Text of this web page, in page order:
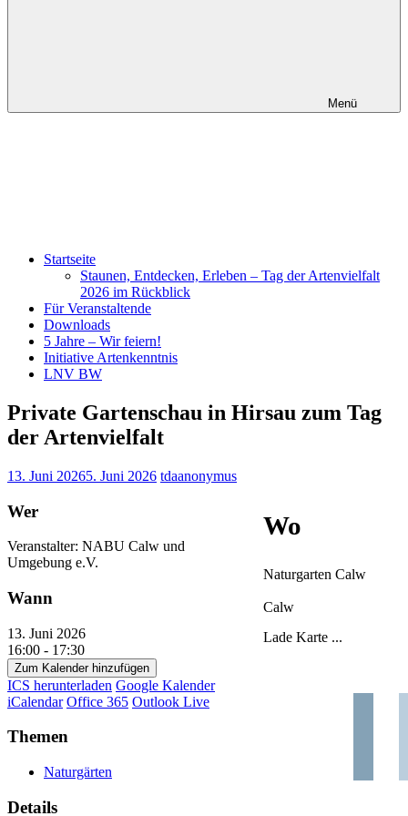
Menü
Startseite
Staunen, Entdecken, Erleben – Tag der Artenvielfalt
2026 im Rückblick
Für Veranstaltende
Downloads
5 Jahre – Wir feiern!
Initiative Artenkenntnis
LNV BW
Private Gartenschau in Hirsau zum Tag
der Artenvielfalt
13. Juni 20265. Juni 2026 tdaanonymus
Wer
Veranstalter: NABU Calw und
Umgebung e.V.
Wann
13. Juni 2026
16:00 - 17:30
Zum Kalender hinzufügen
ICS herunterladen Google Kalender
iCalendar Office 365 Outlook Live
Themen
Naturgärten
Details
Wo
Naturgarten Calw
Calw
Lade Karte ...